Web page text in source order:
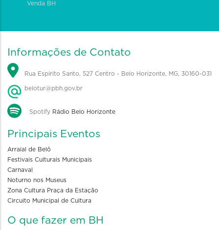
Venda BH
Informações de Contato
Rua Espírito Santo, 527 Centro - Belo Horizonte, MG, 30160-031
belotur@pbh.gov.br
Spotify Rádio Belo Horizonte
Principais Eventos
Arraial de Belô
Festivais Culturais Municipais
Carnaval
Noturno nos Museus
Zona Cultura Praça da Estação
Circuito Municipal de Cultura
O que fazer em BH